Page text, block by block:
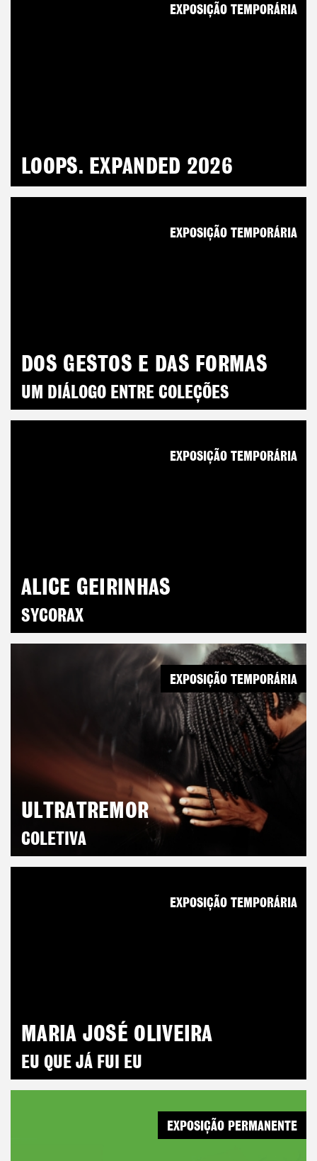
LOOPS. EXPANDED 2026
EXPOSIÇÃO TEMPORÁRIA
DOS GESTOS E DAS FORMAS
UM DIÁLOGO ENTRE COLEÇÕES
EXPOSIÇÃO TEMPORÁRIA
ALICE GEIRINHAS
SYCORAX
EXPOSIÇÃO TEMPORÁRIA
ULTRATREMOR
COLETIVA
EXPOSIÇÃO TEMPORÁRIA
MARIA JOSÉ OLIVEIRA
EU QUE JÁ FUI EU
EXPOSIÇÃO TEMPORÁRIA
EXPOSIÇÃO PERMANENTE